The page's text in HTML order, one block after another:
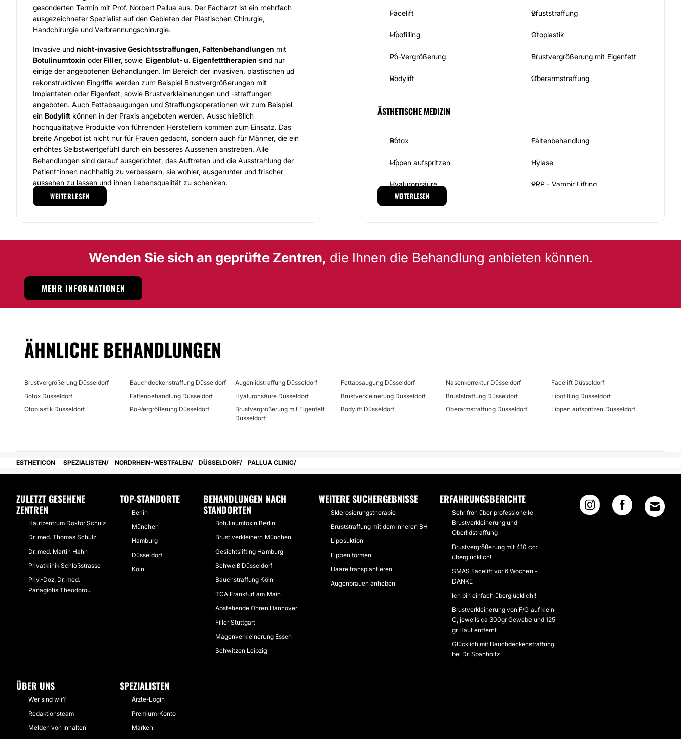
gesonderten Termin mit Prof. Norbert Pallua aus. Der Facharzt ist ein mehrfach
ausgezeichneter Spezialist auf den Gebieten der Plastischen Chirurgie,
Handchirurgie und Verbrennungschirurgie.
Invasive und nicht-invasive Gesichtsstraffungen, Faltenbehandlungen mit
Botulinumtoxin oderFiller, sowie Eigenblut- u. Eigenfetttherapien sind nur
einige der angebotenen Behandlungen. Im Bereich der invasiven, plastischen ud
rekonstruktiven Eingriffe werden zum Beispiel Brustvergrößerungen mit
Implantaten oder Eigenfett, sowie Brustverkleinerungen und -straffungen
angeboten. Auch Fettabsaugungen und Straffungsoperationen wir zum Beispiel
ein Bodylift können in der Praxis angeboten werden. Ausschließlich
hochqualitative Produkte von führenden Herstellern kommen zum Einsatz. Das
breite Angebot ist nicht nur für Frauen gedacht, sondern auch für Männer, die ein
erhöhtes Selbstwertgefühl durch ein besseres Aussehen anstreben. Alle
Behandlungen sind darauf ausgerichtet, das Auftreten und die Ausstrahlung der
Patient*innen nachhaltig zu verbessern, sie wohler, ausgeruhter und frischer
aussehen zu lassen und ihnen Lebensqualität zu schenken.
Die Pallua Clinic an der Düsseldorfer 'KÖ' gelegen erwartet Sie mit großen, hellen
der Straße leider keine kostenlosen Parkplätze zur Verfügung. Termine lassen sich
Möglichkeit der Videokonsultation:
Nein
Nein
WEITERLESEN
Facelift Bruststraffung
Lipofilling Otoplastik
Po-Vergrößerung Brustvergrößerung mit Eigenfett
Bodylift Oberarmstraffung
ÄSTHETISCHE MEDIZIN
Botox Faltenbehandlung
Lippen aufspritzen Hylase
Hyaluronsäure PRP - Vampir Lifting
Hyperhidrose
WEITERLESEN
Wenden Sie sich an geprüfte Zentren, die Ihnen die Behandlung anbieten können.
MEHR INFORMATIONEN
ÄHNLICHE BEHANDLUNGEN
Brustvergrößerung Düsseldorf Bauchdeckenstraffung Düsseldorf Augenlidstraffung Düsseldorf Fettabsaugung Düsseldorf Nasenkorrektur Düsseldorf
Facelift Düsseldorf
Botox Düsseldorf
Faltenbehandlung Düsseldorf Hyaluronsäure Düsseldorf Brustverkleinerung Düsseldorf Bruststraffung Düsseldorf
Lipofilling Düsseldorf
Otoplastik Düsseldorf
Po-Vergrößerung Düsseldorf
Brustvergrößerung mit Eigenfett
Düsseldorf
Bodylift Düsseldorf Oberarmstraffung Düsseldorf Lippen aufspritzen Düsseldorf
ESTHETICON SPEZIALISTEN NORDRHEIN-WESTFALEN DÜSSELDORF PALLUA CLINIC
ZULETZT GESEHENE
ZENTREN
Hautzentrum Doktor Schulz
Dr. med. Thomas Schulz
Dr. med. Martin Hahn
Privatklinik Schloßstrasse
Priv.-Doz. Dr. med.
Panagiotis Theodorou
TOP-STANDORTE
Berlin
München
Hamburg
Düsseldorf
Köln
BEHANDLUNGEN NACH
STANDORTEN
Botulinumtoxin Berlin
Brust verkleinern München
Gesichtslifting Hamburg
Schweiß Düsseldorf
Bauchstraffung Köln
TCA Frankfurt am Main
Abstehende Ohren Hannover
Filler Stuttgart
Magenverkleinerung Essen
Schwitzen Leipzig
WEITERE SUCHERGEBNISSE
Sklerosierungstherapie
Bruststraffung mit dem inneren BH
Liposuktion
Lippen formen
Haare transplantieren
Augenbrauen anheben
ERFAHRUNGSBERICHTE
Sehr froh über professionelle
Brustverkleinerung und
Oberlidstraffung
Brustvergrößerung mit 410 cc:
überglücklich!
SMAS Facelift vor 6 Wochen -
DANKE
Ich bin einfach überglücklich!!
Brustverkleinerung von F/G auf klein
C, jeweils ca 300gr Gewebe und 125
gr Haut entfernt
Glücklich mit Bauchdeckenstraffung
bei Dr. Spanholtz
ÜBER UNS
Wer sind wir?
Redaktionsteam
Melden von Inhalten
SPEZIALISTEN
Ärzte-Login
Premium-Konto
Marken